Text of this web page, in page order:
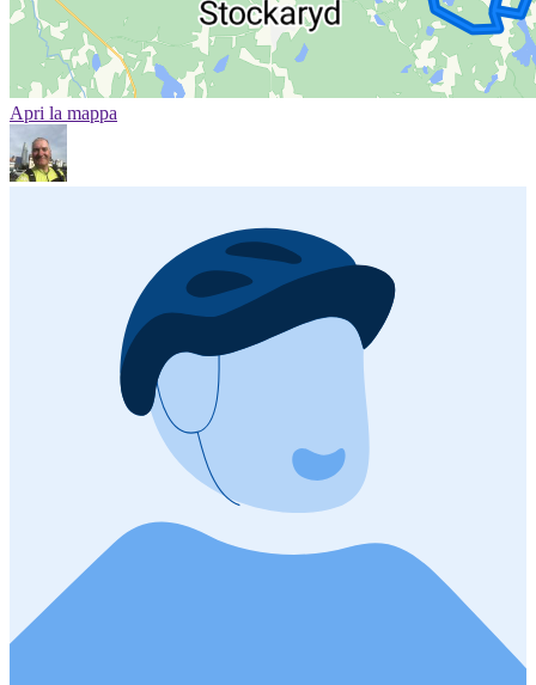
Apri la mappa